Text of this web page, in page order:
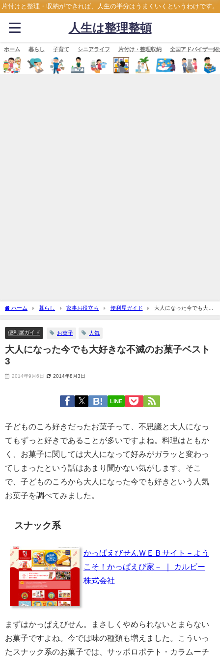
片付けと整理・収納ができれば、人生の半分はうまくいくというわけです。
人生は整理整頓
ホーム 暮らし 子育て シニアライフ 片付け・整理収納 全国アドバイザー紹
ホーム 暮らし 家事お役立ち 便利屋ガイド
大人になった今でも大好
きな不滅のお菓子ベスト3
便利屋ガイド お菓子 人気
大人になった今でも大好きな不滅のお菓子ベスト
3
2014年9月6日 2014年8月3日
LINE
子どものころ好きだったお菓子って、不思議と大人になっ
てもずっと好きであることが多いですよね。料理はともか
く、お菓子に関しては大人になって好みがガラッと変わっ
てしまったという話はあまり聞かない気がします。そこ
で、子どものころから大人になった今でも好きという人気
お菓子を調べてみました。
スナック系
かっぱえびせんＷＥＢサイト－よう
こそ！かっぱえび家－ ｜ カルビー
株式会社
まずはかっぱえびせん。まさしくやめられないとまらない
お菓子ですよね。今では味の種類も増えました。こういっ
たスナック系のお菓子では、サッポロポテト・カラムーチ